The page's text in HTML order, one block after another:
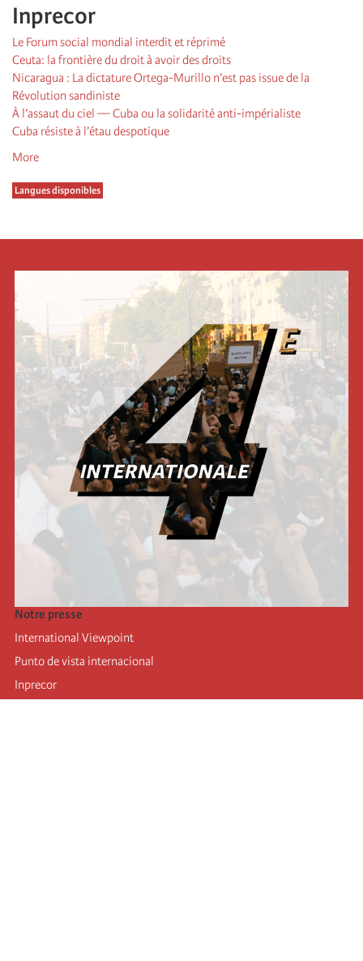
Inprecor
Le Forum social mondial interdit et réprimé
Ceuta: la frontière du droit à avoir des droits
Nicaragua : La dictature Ortega-Murillo n’est pas issue de la
Révolution sandiniste
À l’assaut du ciel — Cuba ou la solidarité anti-impérialiste
Cuba résiste à l’étau despotique
More
Langues disponibles
Notre presse
International Viewpoint
Punto de vista internacional
Inprecor